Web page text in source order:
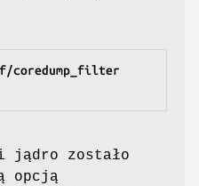
coredump_filter
zostało
opcją